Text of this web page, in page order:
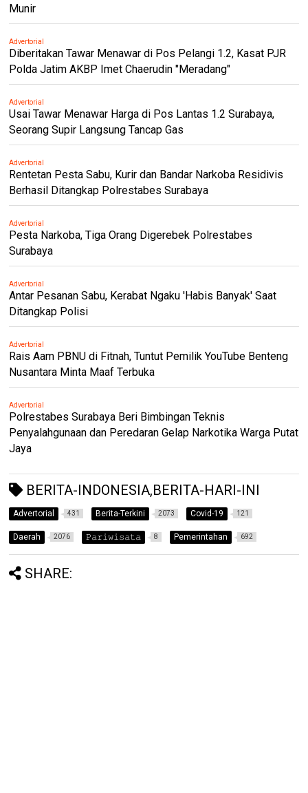
Munir
Advertorial
Diberitakan Tawar Menawar di Pos Pelangi 1.2, Kasat PJR
Polda Jatim AKBP Imet Chaerudin "Meradang"
Advertorial
Usai Tawar Menawar Harga di Pos Lantas 1.2 Surabaya,
Seorang Supir Langsung Tancap Gas
Advertorial
Rentetan Pesta Sabu, Kurir dan Bandar Narkoba Residivis
Berhasil Ditangkap Polrestabes Surabaya
Advertorial
Pesta Narkoba, Tiga Orang Digerebek Polrestabes
Surabaya
Advertorial
Antar Pesanan Sabu, Kerabat Ngaku 'Habis Banyak' Saat
Ditangkap Polisi
Advertorial
Rais Aam PBNU di Fitnah, Tuntut Pemilik YouTube Benteng
Nusantara Minta Maaf Terbuka
Advertorial
Polrestabes Surabaya Beri Bimbingan Teknis
Penyalahgunaan dan Peredaran Gelap Narkotika Warga Putat
Jaya
BERITA-INDONESIA,BERITA-HARI-INI
Advertorial 431 Berita-Terkini 2073 Covid-19 121
Daerah 2076 𝙿𝚊𝚛𝚒𝚠𝚒𝚜𝚊𝚝𝚊 8 Pemerintahan 692
SHARE: